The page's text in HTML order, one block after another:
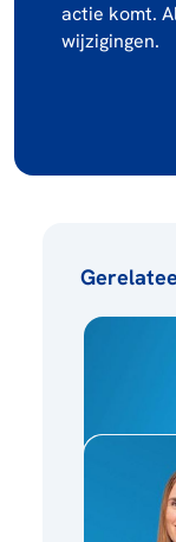
actie komt.
wijzigingen.